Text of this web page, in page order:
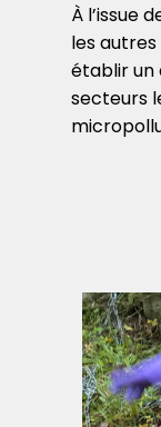
À l’issue
les
établir un
secteurs